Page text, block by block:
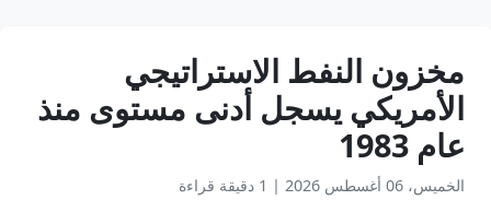
مخزون النفط الاستراتيجي
الأمريكي يسجل أدنى مستوى منذ
عام 1983
الخميس، 06 أغسطس 2026 | 1 دقيقة قراءة